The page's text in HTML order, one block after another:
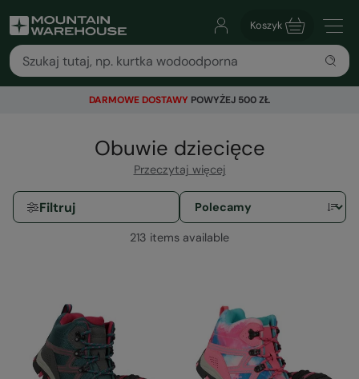
Koszyk
DARMOWE DOSTAWY POWYŻEJ 500 ZŁ
Obuwie dziecięce
Przeczytaj więcej
Filtruj
213 items available